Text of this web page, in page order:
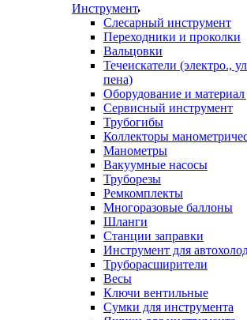
Инструмент
Слесарный инструмент
Переходники и проколки
Вальцовки
Течеискатели (электро.,
пена)
Оборудование и
Сервисный инструмент
Трубогибы
Коллекторы
Манометры
Вакуумные насосы
Труборезы
Ремкомплекты
Многоразовые баллоны
Шланги
Станции заправки
Инструмент для
Труборасширители
Весы
Ключи вентильные
Сумки для инструмента